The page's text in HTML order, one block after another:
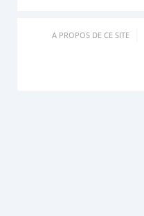
A PROPOS DE CE SITE